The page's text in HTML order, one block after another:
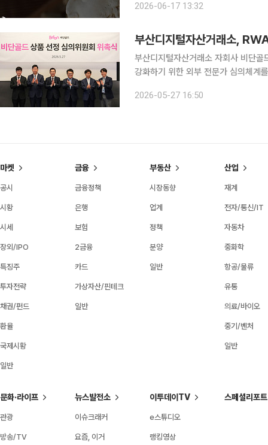
프라로 부상하고 있다는 분석이 나왔
2026-06-17 13:32
부산디지털자산거래소,
부산디지털자산거래소 자회사 비단
강화하기 위한 외부 전문가 심의체계를 마련했다. 비단골드는 서울 여의도
2026-05-27 16:50
마켓
공시
시황
시세
장외/IPO
특징주
투자전략
채권/펀드
환율
국제시황
일반
금융
금융정책
은행
보험
2금융
카드
가상자산/핀테크
일반
부동산
시장동향
업계
정책
분양
일반
산업
재계
전자/통신/IT
자동차
중화학
항공/물류
유통
의료/바이오
중기/벤처
일반
문화·라이프
관광
방송/TV
뉴스발전소
이슈크래커
요즘, 이거
이투데이TV
e스튜디오
랭킹영상
스페셜리포트